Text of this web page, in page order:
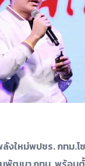
งใหม่พปชร. กทม.โ